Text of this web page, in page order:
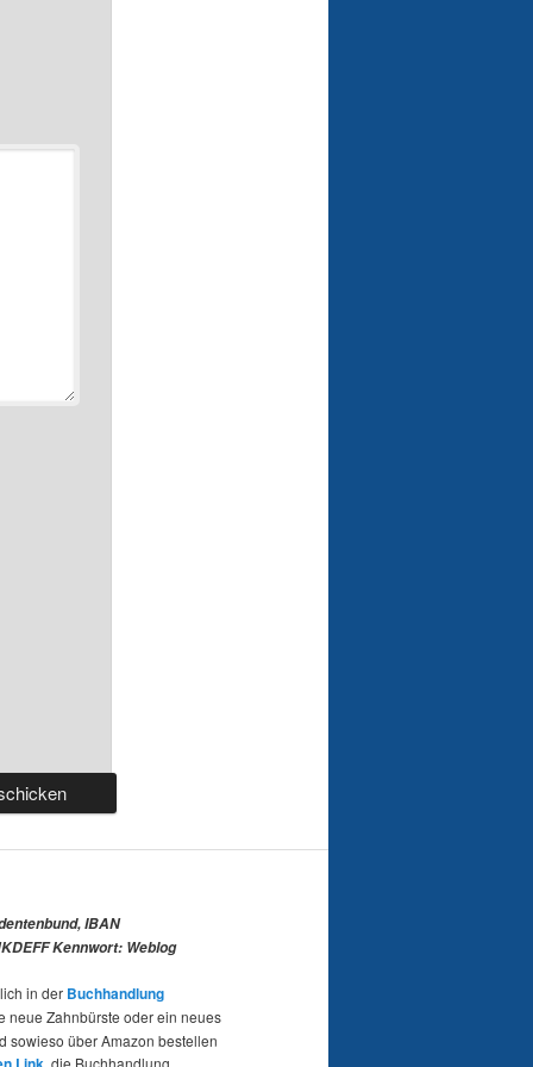
IBAN
Kennwort: Weblog
in der Buchhandlung
neue Zahnbürste oder ein neues
sowieso über Amazon bestellen